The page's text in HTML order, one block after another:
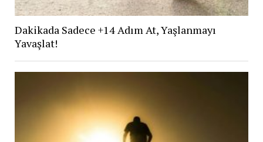
Dakikada Sadece +14 Adım At, Yaşlanmayı
Yavaşlat!